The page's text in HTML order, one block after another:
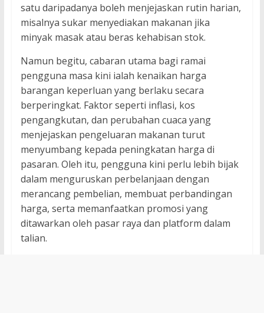
satu daripadanya boleh menjejaskan rutin harian,
misalnya sukar menyediakan makanan jika
minyak masak atau beras kehabisan stok.
Namun begitu, cabaran utama bagi ramai
pengguna masa kini ialah kenaikan harga
barangan keperluan yang berlaku secara
berperingkat. Faktor seperti inflasi, kos
pengangkutan, dan perubahan cuaca yang
menjejaskan pengeluaran makanan turut
menyumbang kepada peningkatan harga di
pasaran. Oleh itu, pengguna kini perlu lebih bijak
dalam menguruskan perbelanjaan dengan
merancang pembelian, membuat perbandingan
harga, serta memanfaatkan promosi yang
ditawarkan oleh pasar raya dan platform dalam
talian.